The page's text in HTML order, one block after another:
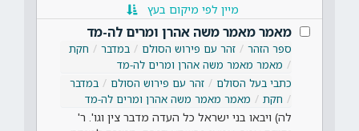
מיין לפי מיקום בעץ
מאמר מאמר משה אהרן ומרים לה-מד
ספר הזהר זהר עם פירוש הסולם במדבר
חקת
מאמר מאמר משה אהרן ומרים לה-מד
כתבי בעל הסולם
זהר עם פירוש הסולם
במדבר
חקת
מאמר מאמר משה אהרן ומרים לה-מד
לה) ויבאו בני ישראל כל העדה מדבר צין וגו'. ר'